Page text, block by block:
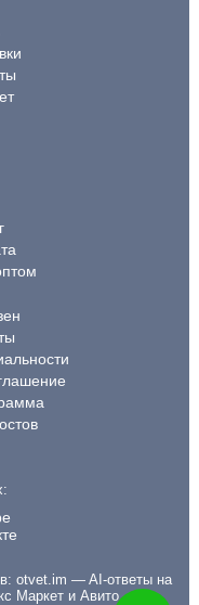
otvet.im — AI-ответы на
Маркет и Авито